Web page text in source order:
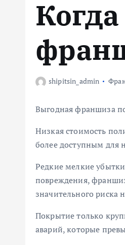
shipitsin_admin
Выгодная франшиза
Низкая стоимость
более доступным для
Редкие мелкие
повреждения,
значительного риска
Покрытие только
аварий, которые